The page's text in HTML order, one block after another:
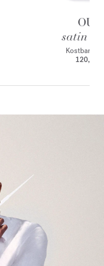
OUD
satin
Kostbares
120,00 €